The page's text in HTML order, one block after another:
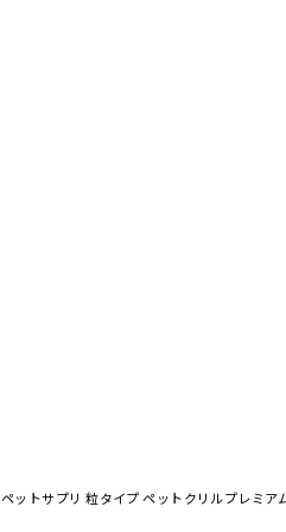
ペットサプリ 粒タイプ ペットクリルプレミア